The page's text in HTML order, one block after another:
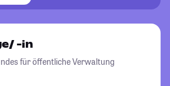
-in
für öffentliche Verwaltung